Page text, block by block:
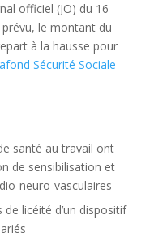
officiel (JO) du 16
le montant du
à la hausse pour
Sécurité Sociale
santé au travail ont
de sensibilisation et
neuro-vasculaires
licéité d’un dispositif